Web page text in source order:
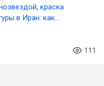
краска
в Иран: как
111